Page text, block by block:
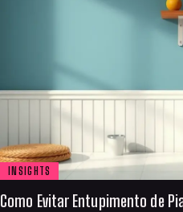
INSIGHTS
Como Evitar Entupimento de